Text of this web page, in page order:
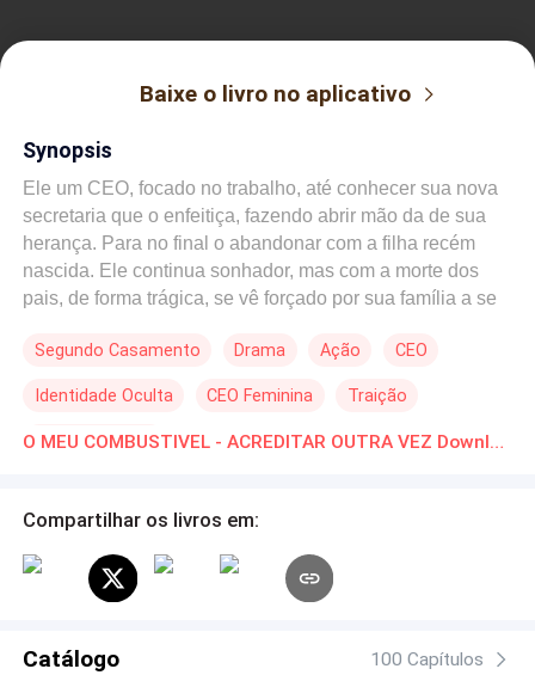
Baixe o livro no aplicativo
Synopsis
Ele um CEO, focado no trabalho, até conhecer sua nova
secretaria que o enfeitiça, fazendo abrir mão da de sua
herança. Para no final o abandonar com a filha recém
nascida. Ele continua sonhador, mas com a morte dos
pais, de forma trágica, se vê forçado por sua família a se
nada de atração, seria apenas respeito e negócios. Mas
dinheiro da família. Ele novamente abre mão de tudo, e
some com sua filha. Vai para longe, onde é ajudado por
do passado, por ter descoberto a traição do noivo, um
o amante e todo o dinheiro da empresa. O amante que
deixou esposa e filhos, e muitas dividas. Eles feridos,
coragem de amar outra vez? As dúvidas do passado? As
Segundo Casamento Drama Ação CEO
Identidade Oculta CEO Feminina Traição
Verdade Oculta O MEU COMBUSTIVEL - ACREDITAR OUTRA VEZ Download gratuito de Novelas Online em PDF
Compartilhar os livros em:
Catálogo 100 Capítulos